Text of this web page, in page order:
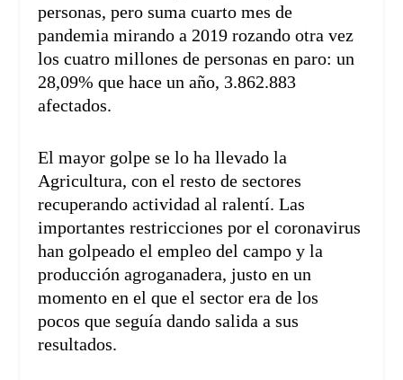
personas, pero suma cuarto mes de
pandemia mirando a 2019 rozando otra vez
los cuatro millones de personas en paro: un
28,09% que hace un año, 3.862.883
afectados.
El mayor golpe se lo ha llevado la
Agricultura, con el resto de sectores
recuperando actividad al ralentí. Las
importantes restricciones por el coronavirus
han golpeado el empleo del campo y la
producción agroganadera, justo en un
momento en el que el sector era de los
pocos que seguía dando salida a sus
resultados.